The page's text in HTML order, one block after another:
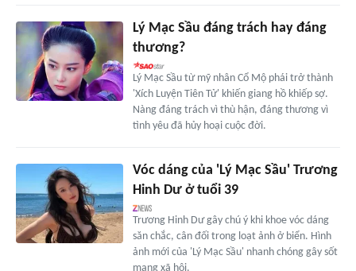
Lý Mạc Sầu đáng trách hay đáng
thương?
Lý Mạc Sầu từ mỹ nhân Cổ Mộ phái trở thành
'Xích Luyện Tiên Tử' khiến giang hồ khiếp sợ.
Nàng đáng trách vì thù hận, đáng thương vì
tình yêu đã hủy hoại cuộc đời.
Vóc dáng của 'Lý Mạc Sầu' Trương
Hinh Dư ở tuổi 39
Trương Hinh Dư gây chú ý khi khoe vóc dáng
săn chắc, cân đối trong loạt ảnh ở biển. Hình
ảnh mới của 'Lý Mạc Sầu' nhanh chóng gây sốt
mạng xã hội.